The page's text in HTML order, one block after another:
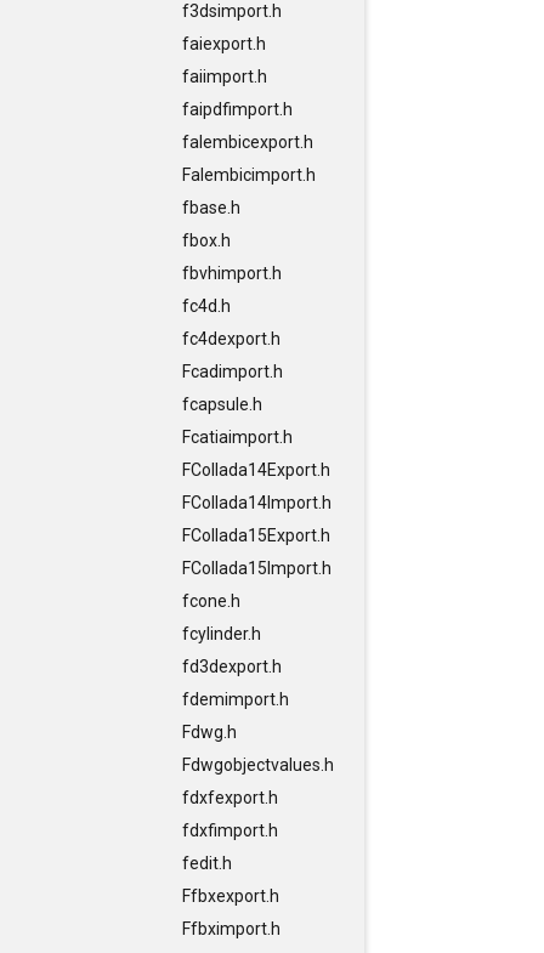
f3dsimport.h
faiexport.h
faiimport.h
faipdfimport.h
falembicexport.h
Falembicimport.h
fbase.h
fbox.h
fbvhimport.h
fc4d.h
fc4dexport.h
Fcadimport.h
fcapsule.h
Fcatiaimport.h
FCollada14Export.h
FCollada14Import.h
FCollada15Export.h
FCollada15Import.h
fcone.h
fcylinder.h
fd3dexport.h
fdemimport.h
Fdwg.h
Fdwgobjectvalues.h
fdxfexport.h
fdxfimport.h
fedit.h
Ffbxexport.h
Ffbximport.h